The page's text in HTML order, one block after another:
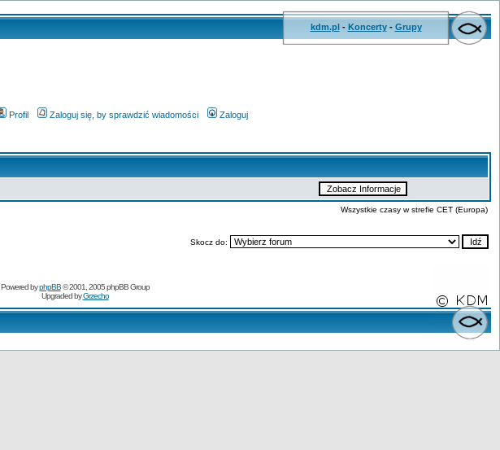
kdm.pl- Koncerty- Grupy
Profil Zaloguj się, by sprawdzić wiadomości Zaloguj
Wszystkie czasy w strefie CET (Europa)
Skocz do:
Powered byphpBB© 2001, 2005 phpBB Group
Upgraded byGrzecho